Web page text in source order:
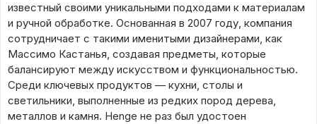
известный своими уникальными подходами к материалам
и ручной обработке. Основанная в 2007 году, компания
сотрудничает с такими именитыми дизайнерами, как
Массимо Кастанья, создавая предметы, которые
балансируют между искусством и функциональностью.
Среди ключевых продуктов — кухни, столы и
светильники, выполненные из редких пород дерева,
металлов и камня. Henge не раз был удостоен